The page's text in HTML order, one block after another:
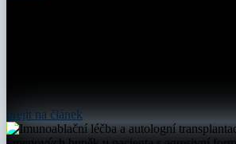
přejít na článek